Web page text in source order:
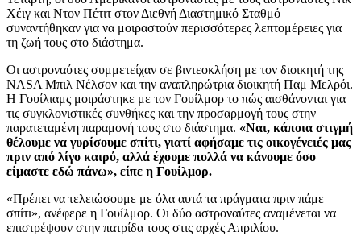
Χέιγ και Ντον Πέτιτ στον Διεθνή Διαστημικό Σταθμό
συναντήθηκαν για να μοιραστούν περισσότερες λεπτομέρειες για
τη ζωή τους στο διάστημα.
Οι αστροναύτες συμμετείχαν σε βιντεοκλήση με τον διοικητή της
NASA Μπιλ Νέλσον και την αναπληρώτρια διοικητή Παμ Μελρόι.
Η Γουίλιαμς μοιράστηκε με τον Γουίλμορ το πώς αισθάνονται για
τις συγκλονιστικές συνθήκες και την προσαρμογή τους στην
παρατεταμένη παραμονή τους στο διάστημα. «Ναι, κάποια στιγμή
θέλουμε να γυρίσουμε σπίτι, γιατί αφήσαμε τις οικογένειές μας
πριν από λίγο καιρό, αλλά έχουμε πολλά να κάνουμε όσο
είμαστε εδώ πάνω», είπε η Γουίλμορ.
«Πρέπει να τελειώσουμε με όλα αυτά τα πράγματα πριν πάμε
σπίτι», ανέφερε η Γουίλμορ. Οι δύο αστροναύτες αναμένεται να
επιστρέψουν στην πατρίδα τους στις αρχές Απριλίου.